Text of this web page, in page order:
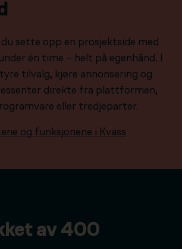
du sette opp en prosjektside med
én time – helt på egenhånd. I
tilvalg, kjøre annonsering og
direkte fra plattformen,
eller tredjeparter.
og funksjonene i Kvass
av 400